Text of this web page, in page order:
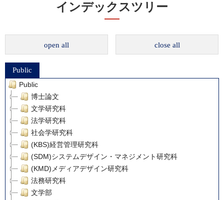
インデックスツリー
open all close all
Public
Public
博士論文
文学研究科
法学研究科
社会学研究科
(KBS)経営管理研究科
(SDM)システムデザイン・マネジメント研究科
(KMD)メディアデザイン研究科
法務研究科
文学部